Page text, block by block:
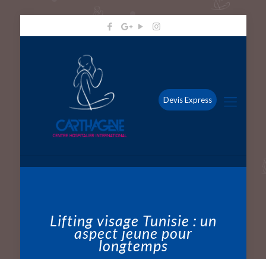
Devis Express
Lifting visage Tunisie : un
aspect jeune pour
longtemps